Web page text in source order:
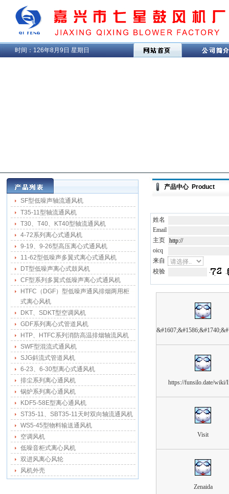
时间： 126年8月9日 星期日
SF型低噪声轴流通风机
T35-11型轴流通风机
T30、T40、KT40型轴流通风机
4-72系列离心式通风机
9-19、9-26型高压离心式通风机
11-62型低噪声多翼式离心式通风机
DT型低噪声离心式鼓风机
CF型系列多翼式低噪声离心式通风机
HTFC（DGF）型低噪声通风排烟两用柜
式离心风机
DKT、SDKT型空调风机
GDF系列离心式管道风机
HTP、HTFC系列消防高温排烟轴流风机
SWF型混流式通风机
SJG斜流式管道风机
6-23、6-30型离心式通风机
排尘系列离心通风机
锅炉系列离心通风机
KDF5-58E型离心通风机
ST35-11、SBT35-11天时双向轴流通风机
WS5-45型物料输送通风机
空调风机
低噪音柜式离心风机
双进风离心风轮
风机外壳
产品中心 Product
姓名
Email
主页
oicq
来自
校验
https://funsilo.date/wiki/
Visit
Zenaida